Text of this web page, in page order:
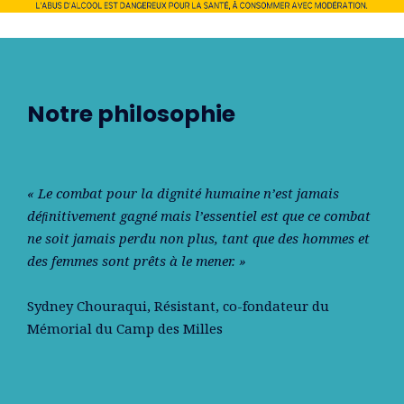
Notre philosophie
« Le combat pour la dignité humaine n’est jamais
déﬁnitivement gagné mais l’essentiel est que ce combat
ne soit jamais perdu non plus, tant que des hommes et
des femmes sont prêts à le mener. »
Sydney Chouraqui, Résistant, co-fondateur du
Mémorial du Camp des Milles